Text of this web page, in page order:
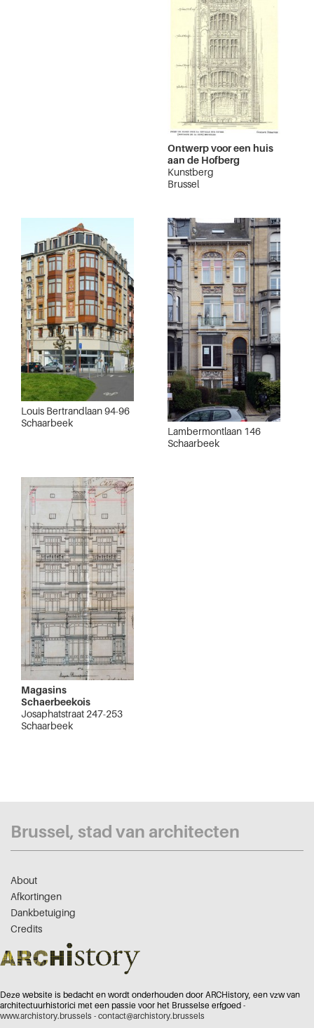
Ontwerp voor een huis
aan de Hofberg
Kunstberg
Brussel
Louis Bertrandlaan 94-96
Schaarbeek
Lambermontlaan 146
Schaarbeek
Magasins
Schaerbeekois
Josaphatstraat 247-253
Schaarbeek
Brussel, stad van architecten
About
Afkortingen
Dankbetuiging
Credits
Deze website is bedacht en wordt onderhouden door ARCHistory, een vzw van
architectuurhistorici met een passie voor het Brusselse erfgoed -
www.archistory.brussels - contact@archistory.brussels